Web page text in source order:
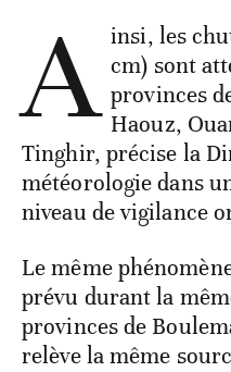
A insi, les
cm) sont
provinces
Haouz,
Tinghir, précise la
météorologie dans
niveau de vigilance
Le même
prévu durant la
provinces de
relève la même